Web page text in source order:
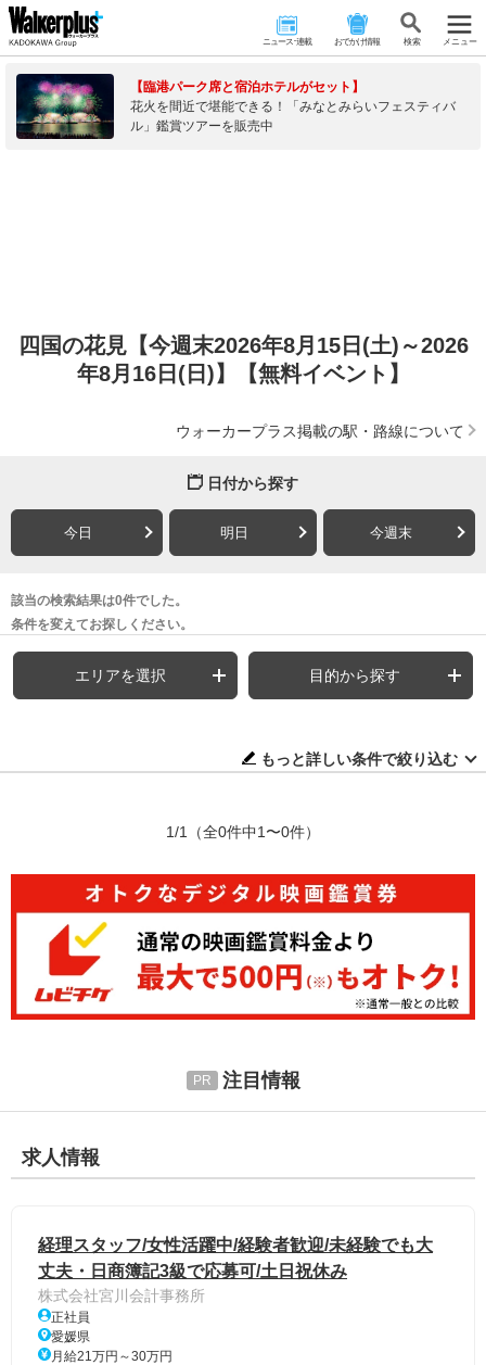
ニュース･連載 おでかけ情報 検 索 メニュー
【臨港パーク席と宿泊ホテルがセット】
花火を間近で堪能できる！「みなとみらいフェスティバ
ル」鑑賞ツアーを販売中
四国の花見【今週末2026年8月15日(土)～2026
年8月16日(日)】【無料イベント】
ウォーカープラス掲載の駅・路線について
日付から探す
今日 明日 今週末
該当の検索結果は0件でした。
条件を変えてお探しください。
エリアを選択 目的から探す
もっと詳しい条件で絞り込む
1/1 （全0件中1〜0件）
注目情報
求人情報
経理スタッフ/女性活躍中/経験者歓迎/未経験でも大
丈夫・日商簿記3級で応募可/土日祝休み
株式会社宮川会計事務所
正社員
愛媛県
月給21万円～30万円